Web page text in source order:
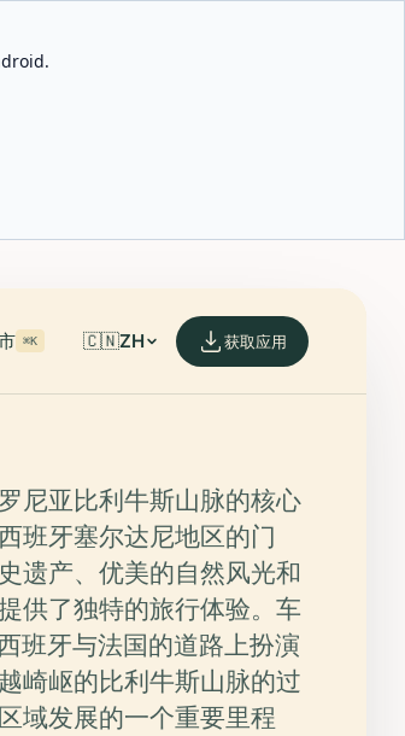
⌘K 🇨🇳ZH 获取应用
尼亚比利牛斯山脉的核心
班牙塞尔达尼地区的门
遗产、优美的自然风光和
供了独特的旅行体验。车
班牙与法国的道路上扮演
崎岖的比利牛斯山脉的过
域发展的一个重要里程